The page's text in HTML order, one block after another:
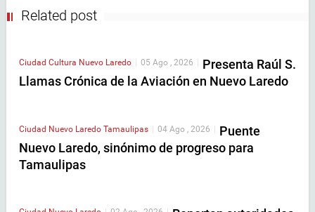
Related post
Ciudad Cultura Nuevo Laredo 05 Ago , 2026
Presenta Raúl S.
Llamas Crónica de la Aviación en Nuevo Laredo
Ciudad Nuevo Laredo Tamaulipas | 04 Ago , 2026 | Puente
Nuevo Laredo, sinónimo de progreso para
Tamaulipas